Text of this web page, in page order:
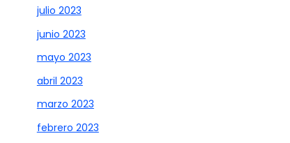
julio 2023
junio 2023
mayo 2023
abril 2023
marzo 2023
febrero 2023